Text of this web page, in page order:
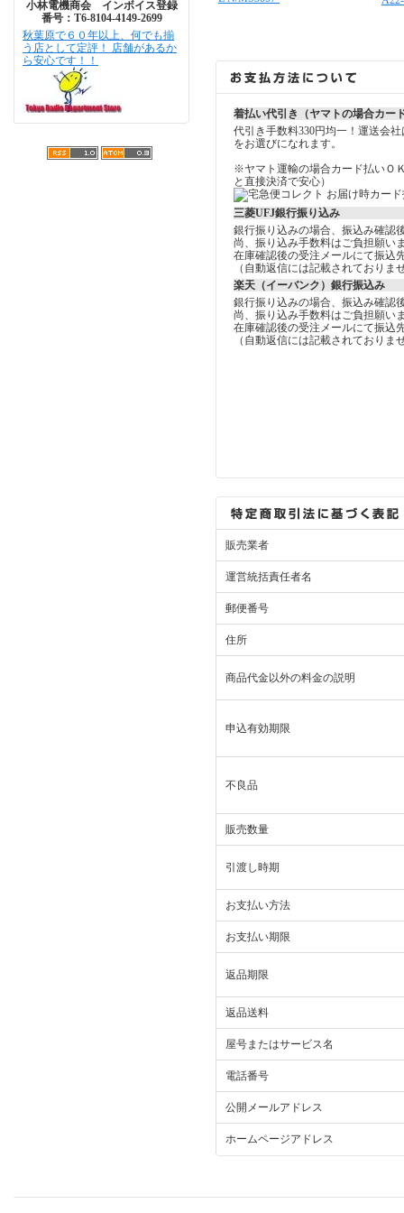
小林電機商会 インボイス登録
番号：T6-8104-4149-2699
秋葉原で６０年以上、何でも揃
う店として定評！ 店舗があるか
ら安心です！！
着払い代引き（ヤマトの場合カー
代引き手数料330円均一！運送会
をお選びになれます。
※ヤマト運輸の場合カード払いＯ
と直接決済で安心）
三菱UFJ銀行振り込み
銀行振り込みの場合、振込み確認
尚、振り込み手数料はご負担願い
在庫確認後の受注メールにて振込
（自動返信には記載されておりま
楽天（イーバンク）銀行振込み
銀行振り込みの場合、振込み確認
尚、振り込み手数料はご負担願い
在庫確認後の受注メールにて振込
（自動返信には記載されておりま
販売業者
運営統括責任者名
郵便番号
住所
商品代金以外の料金の説明
申込有効期限
不良品
販売数量
引渡し時期
お支払い方法
お支払い期限
返品期限
返品送料
屋号またはサービス名
電話番号
公開メールアドレス
ホームページアドレス